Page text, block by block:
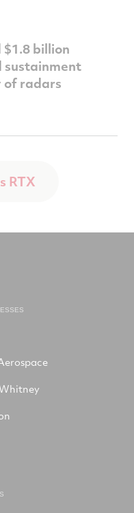
billion
sustainment
of radars
RTX